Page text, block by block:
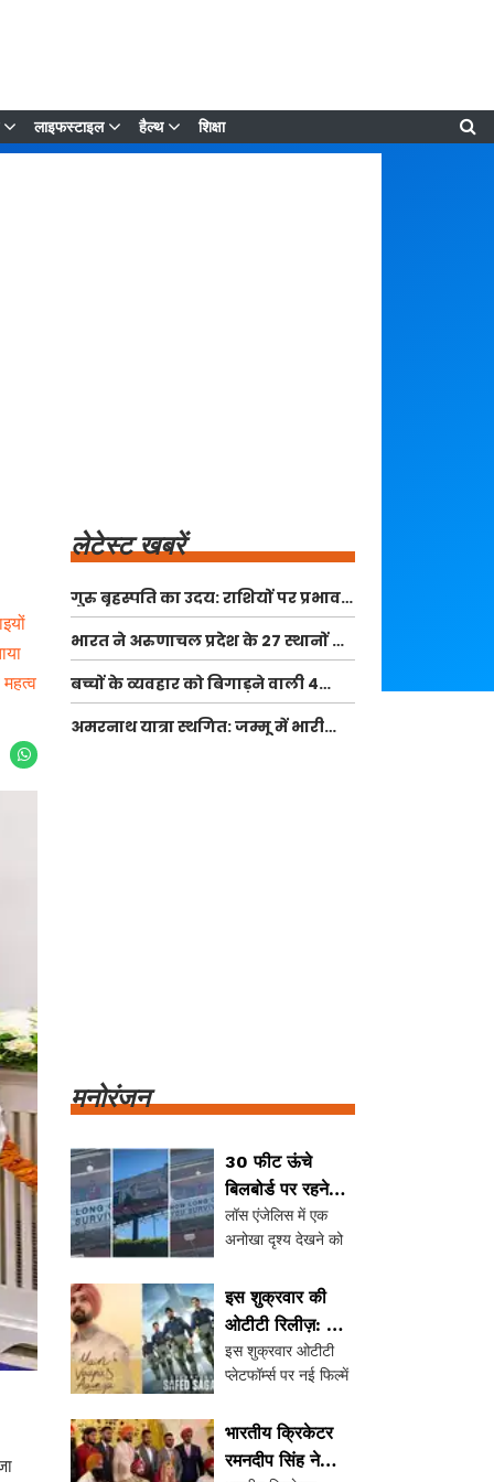
लाइफस्टाइल हैल्थ शिक्षा
लेटेस्ट खबरें
गुरु बृहस्पति का उदय: राशियों पर प्रभाव
और उपाय
भारत ने अरुणाचल प्रदेश के 27 स्थानों के
नए नामों की घोषणा की, चीन के दावों को
किया खारिज
बच्चों के व्यवहार को बिगाड़ने वाली 4
गलतियाँ
अमरनाथ यात्रा स्थगित: जम्मू में भारी
मनोरंजन
30 फीट ऊंचे
बिलबोर्ड पर रहने
वाले व्यक्ति का
अनोखा प्रमोशन
लॉस एंजेलिस में एक
अनोखा दृश्य देखने को
व्यक्ति 30 फीट ऊंचे
बिलबोर्ड पर रह रहा है।
यह प्रमोशन आगामी
फिल्म 'द लास्ट हाउस'
का हिस्सा है, जिसमें एक
होता है। इ
इस शुक्रवार की
ओटीटी रिलीज़: नई
फिल्में और सीरीज
का धमाका
इस शुक्रवार ओटीटी
प्लेटफॉर्म्स पर नई फिल्में
है। नेटफ्लिक्स, प्राइम
वीडियो, जी5 और जियो
हॉटस्टार पर कई
भारतीय क्रिकेटर
रमनदीप सिंह ने